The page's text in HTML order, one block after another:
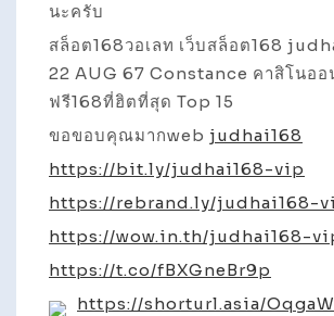
นะครับ
สล็อต168วอเลท เว็บสล็อต168
22 AUG 67 Constance คาสิโนออ
ฟรี168ที่ฮิตที่สุด Top 15
ขอขอบคุณมากweb judhai168
https://bit.ly/judhai168-vip
https://rebrand.ly/judhai168-
https://wow.in.th/judhai168-
https://t.co/fBXGneBr9p
https://shorturl.asia/OqgaW